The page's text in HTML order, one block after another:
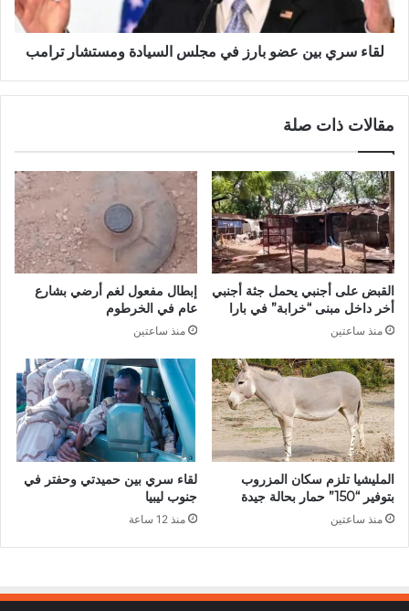
السيادة
ومستشار
ترامب
لقاء سري بين عضو بارز في مجلس السيادة ومستشار ترامب
مقالات ذات صلة
القبض على أجنبي يحمل جثة أجنبي
أخر داخل مبنى “خرابة” في بارا
منذ ساعتين
إبطال مفعول لغم أرضي بشارع
عام في الخرطوم
منذ ساعتين
المليشيا تلزم سكان المزروب
بتوفير “150” حمار بحالة جيدة
منذ ساعتين
لقاء سري بين حميدتي وحفتر في
جنوب ليبيا
منذ 12 ساعة